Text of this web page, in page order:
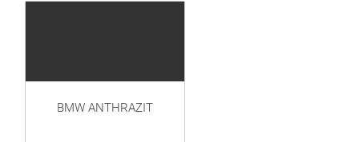
BMW ANTHRAZIT